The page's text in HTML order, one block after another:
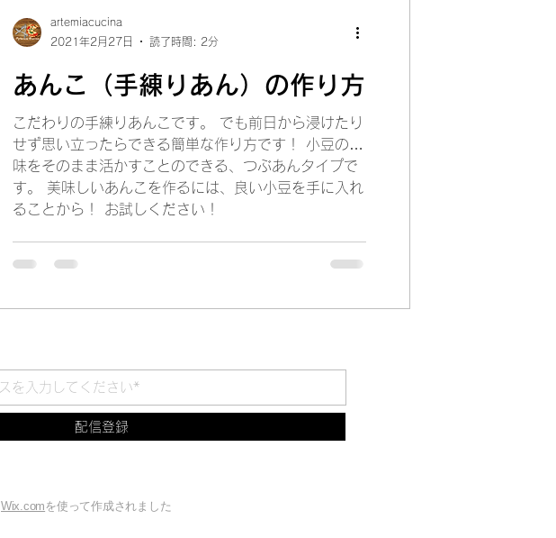
artemiacucina
2021年2月27日
読了時間: 2分
あんこ（手練りあん）の作り方
こだわりの手練りあんこです。 でも前日から浸けたり
せず思い立ったらできる簡単な作り方です！ 小豆の風
味をそのまま活かすことのできる、つぶあんタイプで
す。 美味しいあんこを作るには、良い小豆を手に入れ
ることから！ お試しください！
配信登録
Wix.comを使って作成されました